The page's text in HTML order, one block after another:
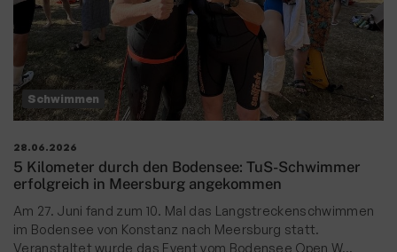
Schwimmen
28.06.2026
5 Kilometer durch den Bodensee: TuS-Schwimmer
erfolgreich in Meersburg angekommen
Am 27. Juni fand zum 10. Mal das Langstreckenschwimmen
im Bodensee von Konstanz nach Meersburg statt.
Veranstaltet wurde das Event vom Bodensee Open W…